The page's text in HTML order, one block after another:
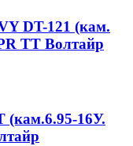
DT-121 (кам.
TT Волтайр
16У.